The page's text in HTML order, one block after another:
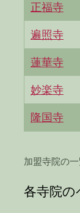
正福寺
遍照寺
蓮華寺
妙楽寺
隆国寺
加盟寺院の
各寺院の